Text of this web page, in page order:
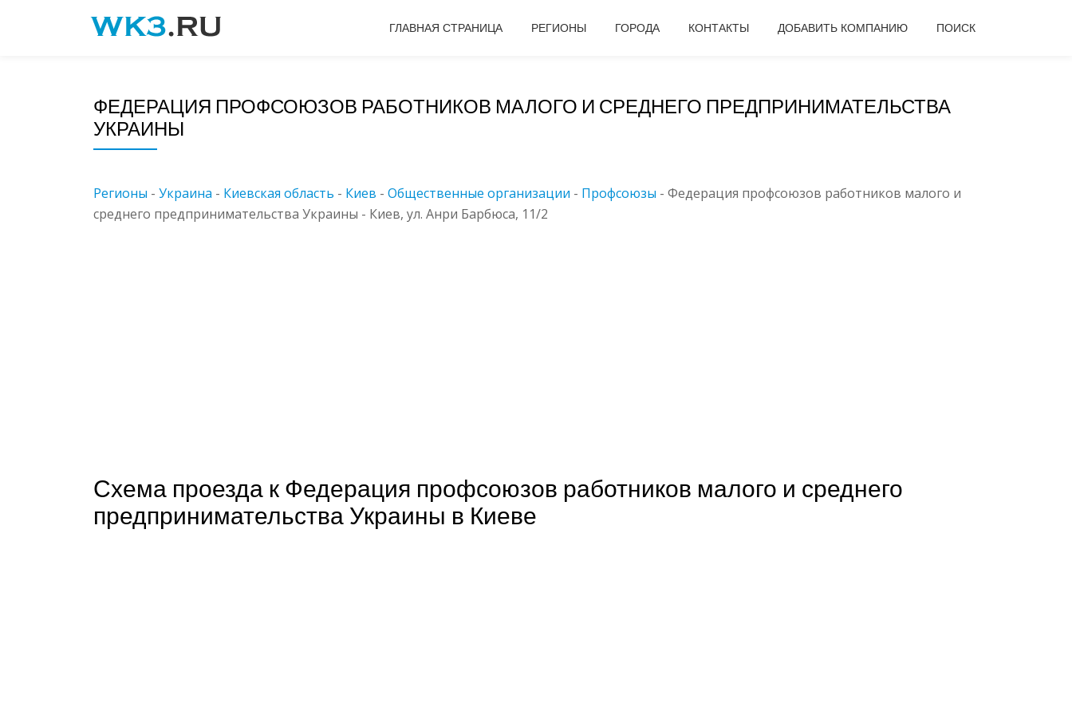
ГЛАВНАЯ СТРАНИЦА РЕГИОНЫ ГОРОДА КОНТАКТЫ ДОБАВИТЬ КОМПАНИЮ ПОИСК
ФЕДЕРАЦИЯ ПРОФСОЮЗОВ РАБОТНИКОВ МАЛОГО И СРЕДНЕГО ПРЕДПРИНИМАТЕЛЬСТВА
УКРАИНЫ
Регионы - Украина - Киевская область - Киев - Общественные организации - Профсоюзы - Федерация профсоюзов работников малого и
среднего предпринимательства Украины - Киев, ул. Анри Барбюса, 11/2
Схема проезда к Федерация профсоюзов работников малого и среднего
предпринимательства Украины в Киеве